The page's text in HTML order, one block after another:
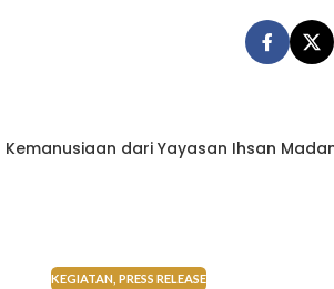
Kemanusiaan dari Yayasan Ihsan
KEGIATAN PRESS RELEASE